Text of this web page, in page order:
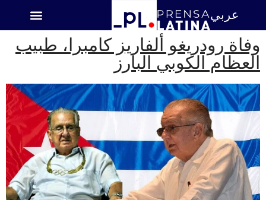
عربي
وفاة رودريغو ألفاريز كامبرا، طبيب
العظام الكوبي البارز